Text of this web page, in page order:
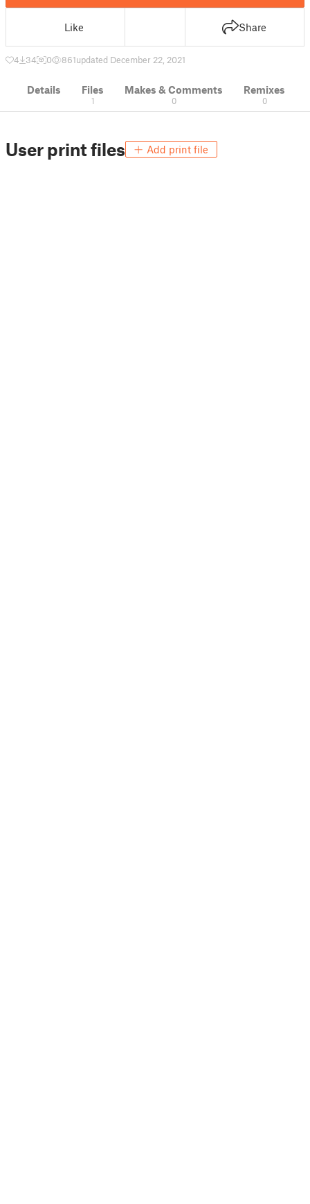
Like Share
4 34 0 861updated December 22, 2021
Details Files
1
Makes & Comments
0
Remixes
0
User print files Add print file